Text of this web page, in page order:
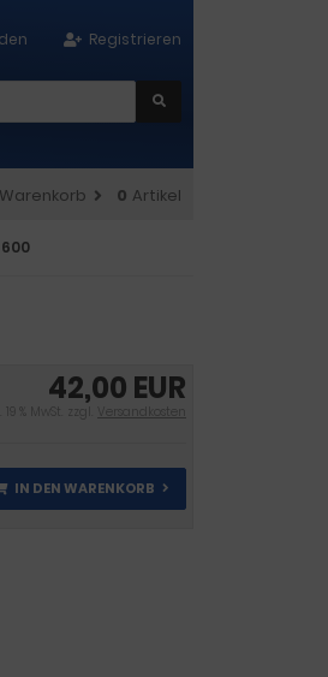
Registrieren
Warenkorb 0 Artikel
42,00 EUR
19 % MwSt. zzgl. Versandkosten
IN DEN WARENKORB